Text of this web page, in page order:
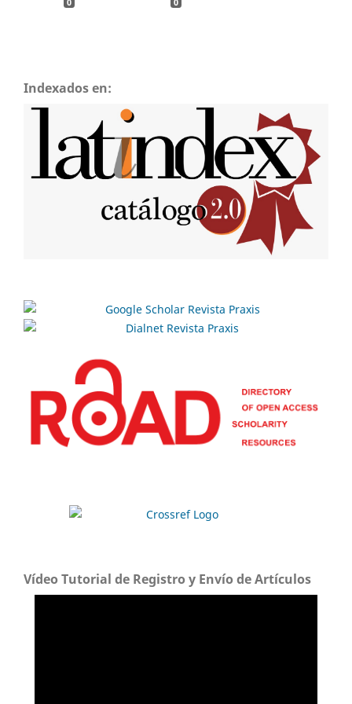
0 0
Indexados en:
Vídeo Tutorial de Registro y Envío de Artículos